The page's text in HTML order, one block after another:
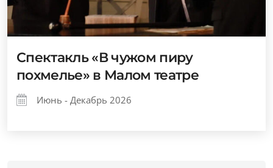
Спектакль «В чужом пиру
похмелье» в Малом театре
Июнь - Декабрь 2026